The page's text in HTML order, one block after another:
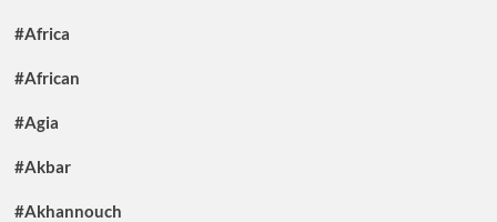
#Africa
#African
#Agia
#Akbar
#Akhannouch